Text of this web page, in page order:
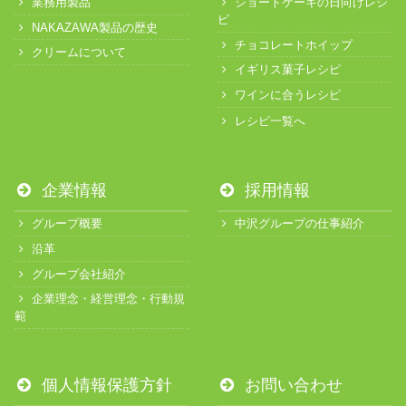
NAKAZAWA製品の歴史
クリームについて
ピ
チョコレートホイップ
イギリス菓子レシピ
ワインに合うレシピ
レシピ一覧へ
企業情報
グループ概要
沿革
グループ会社紹介
企業理念・経営理念・行動規
範
採用情報
中沢グループの仕事紹介
個人情報保護方針 お問い合わせ